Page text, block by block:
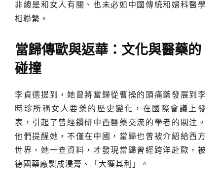
非總是和女人有關、也未必如中國傳統和婦科醫學
相聯繫。
當歸傳歐與返華：文化與醫藥的
碰撞
李貞德提到，她曾將當歸從曹操的頭痛藥發展到李
時珍所稱女人要藥的歷史變化，在國際會議上發
表，引起了曾經鑽研中西醫藥交流的學者的關注。
他們提醒她，不僅在中國，當歸也曾被介紹給西方
世界，她一查資料，才發現當歸曾經跨洋赴歐，被
德國藥廠製成浸膏、「大獲其利」。